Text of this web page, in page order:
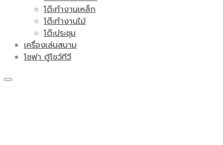
โต๊ะทำงานเหล็ก
โต๊ะทำงานไม้
โต๊ะประชุม
เครื่องเล่นสนาม
โซฟา ตู้โชว์ทีวี